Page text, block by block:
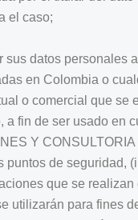
el caso;
sus datos
en Colombia o
o comercial que
a fin de ser usado
Y
de seguridad,
que se
utilizarán para fines